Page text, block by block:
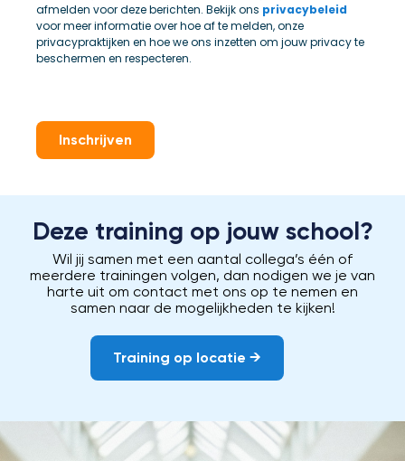
afmelden voor deze berichten. Bekijk ons privacybeleid
voor meer informatie over hoe af te melden, onze
privacypraktijken en hoe we ons inzetten om jouw privacy te
beschermen en respecteren.
Inschrijven
Deze training op jouw school?
Wil jij samen met een aantal collega’s één of
meerdere trainingen volgen, dan nodigen we je van
harte uit om contact met ons op te nemen en
samen naar de mogelijkheden te kijken!
Training op locatie →